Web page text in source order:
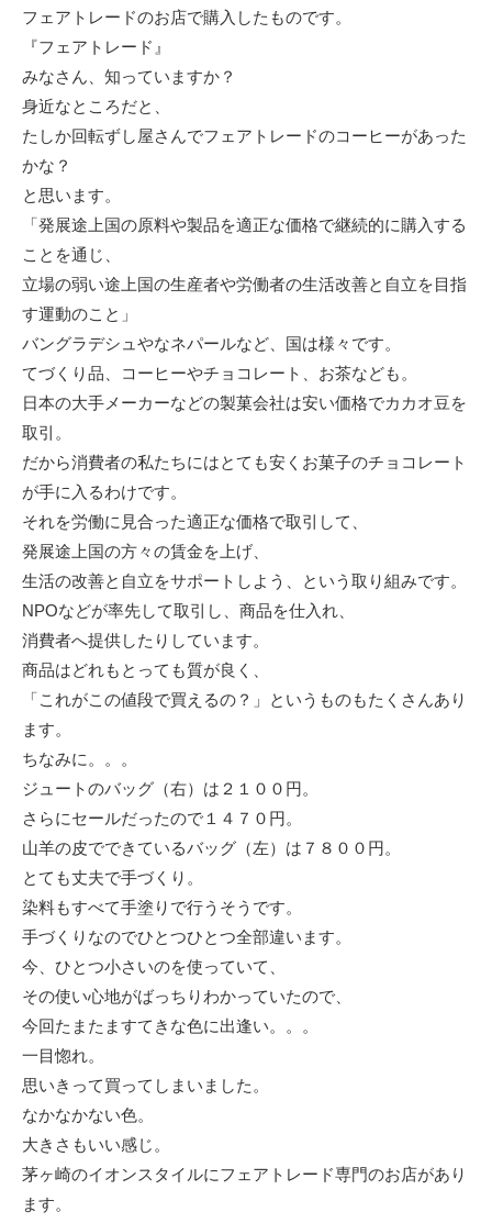
フェアトレードのお店で購入したものです。
『フェアトレード』
みなさん、知っていますか？
身近なところだと、
たしか回転ずし屋さんでフェアトレードのコーヒーがあった
かな？
と思います。
「発展途上国の原料や製品を適正な価格で継続的に購入する
ことを通じ、
立場の弱い途上国の生産者や労働者の生活改善と自立を目指
す運動のこと」
バングラデシュやなネパールなど、国は様々です。
てづくり品、コーヒーやチョコレート、お茶なども。
日本の大手メーカーなどの製菓会社は安い価格でカカオ豆を
取引。
だから消費者の私たちにはとても安くお菓子のチョコレート
が手に入るわけです。
それを労働に見合った適正な価格で取引して、
発展途上国の方々の賃金を上げ、
生活の改善と自立をサポートしよう、という取り組みです。
NPOなどが率先して取引し、商品を仕入れ、
消費者へ提供したりしています。
商品はどれもとっても質が良く、
「これがこの値段で買えるの？」というものもたくさんあり
ます。
ちなみに。。。
ジュートのバッグ（右）は２１００円。
さらにセールだったので１４７０円。
山羊の皮でできているバッグ（左）は７８００円。
とても丈夫で手づくり。
染料もすべて手塗りで行うそうです。
手づくりなのでひとつひとつ全部違います。
今、ひとつ小さいのを使っていて、
その使い心地がばっちりわかっていたので、
今回たまたますてきな色に出逢い。。。
一目惚れ。
思いきって買ってしまいました。
なかなかない色。
大きさもいい感じ。
茅ヶ崎のイオンスタイルにフェアトレード専門のお店があり
ます。